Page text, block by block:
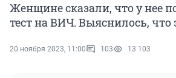
Женщине сказали, что у нее
тест на ВИЧ. Выяснилось, что
20 ноября 2023, 11:00 103 13 103